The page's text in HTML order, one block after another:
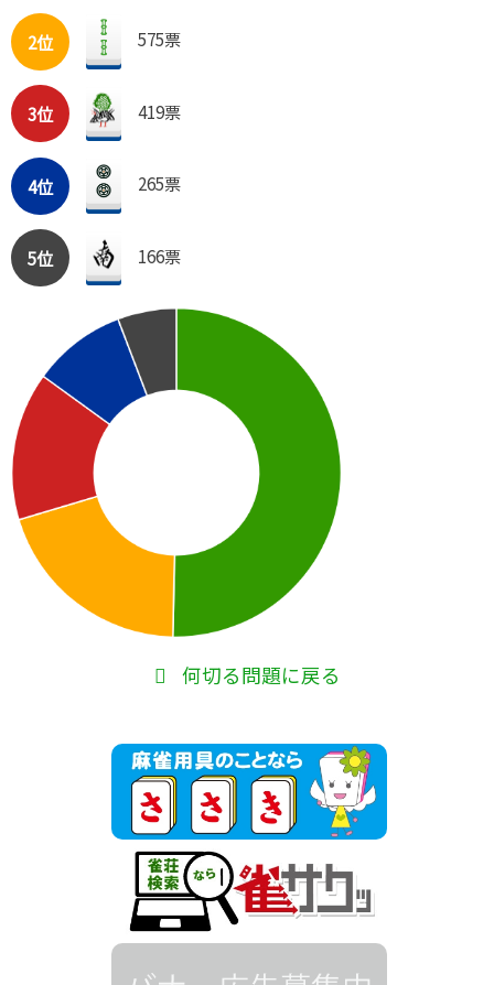
2位 575票
3位 419票
4位 265票
5位 166票
何切る問題に戻る